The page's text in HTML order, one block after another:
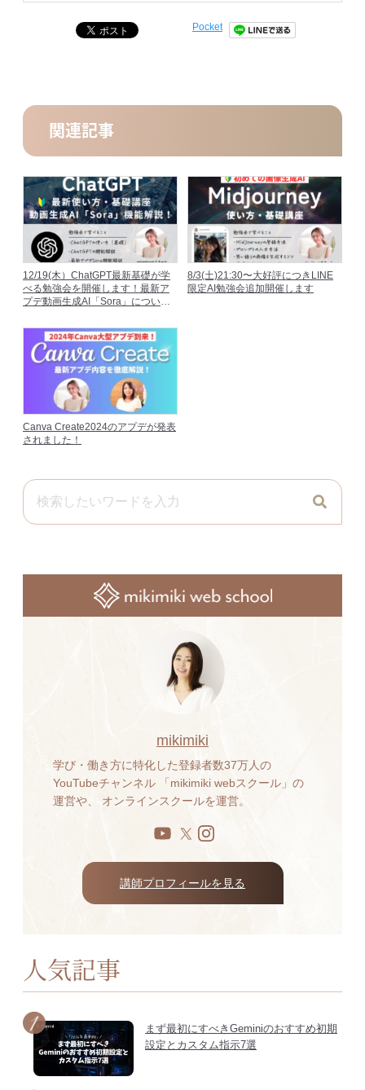
Pocket
関連記事
12/19(木）ChatGPT最新基礎が学
べる勉強会を開催します！最新ア
プデ動画生成AI「Sora」について
8/3(土)21:30〜大好評につきLINE
限定AI勉強会追加開催します
Canva Create2024のアプデが発表
されました！
mikimiki
学び・働き方に特化した登録者数37万人の
YouTubeチャンネル 「mikimiki webスクール」の
運営や、 オンラインスクールを運営。
講師プロフィールを見る
人気記事
まず最初にすべきGeminiのおすすめ初期
設定とカスタム指示7選